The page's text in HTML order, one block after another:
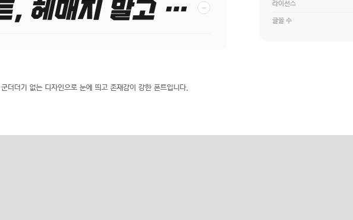
당신이 찾던 그 폰트, 헤매지 말고 바로 폰코! −
더더기 없는 디자인으로 눈에 띄고 존재감이 강한 폰트입니다.
라이선스
글꼴 수